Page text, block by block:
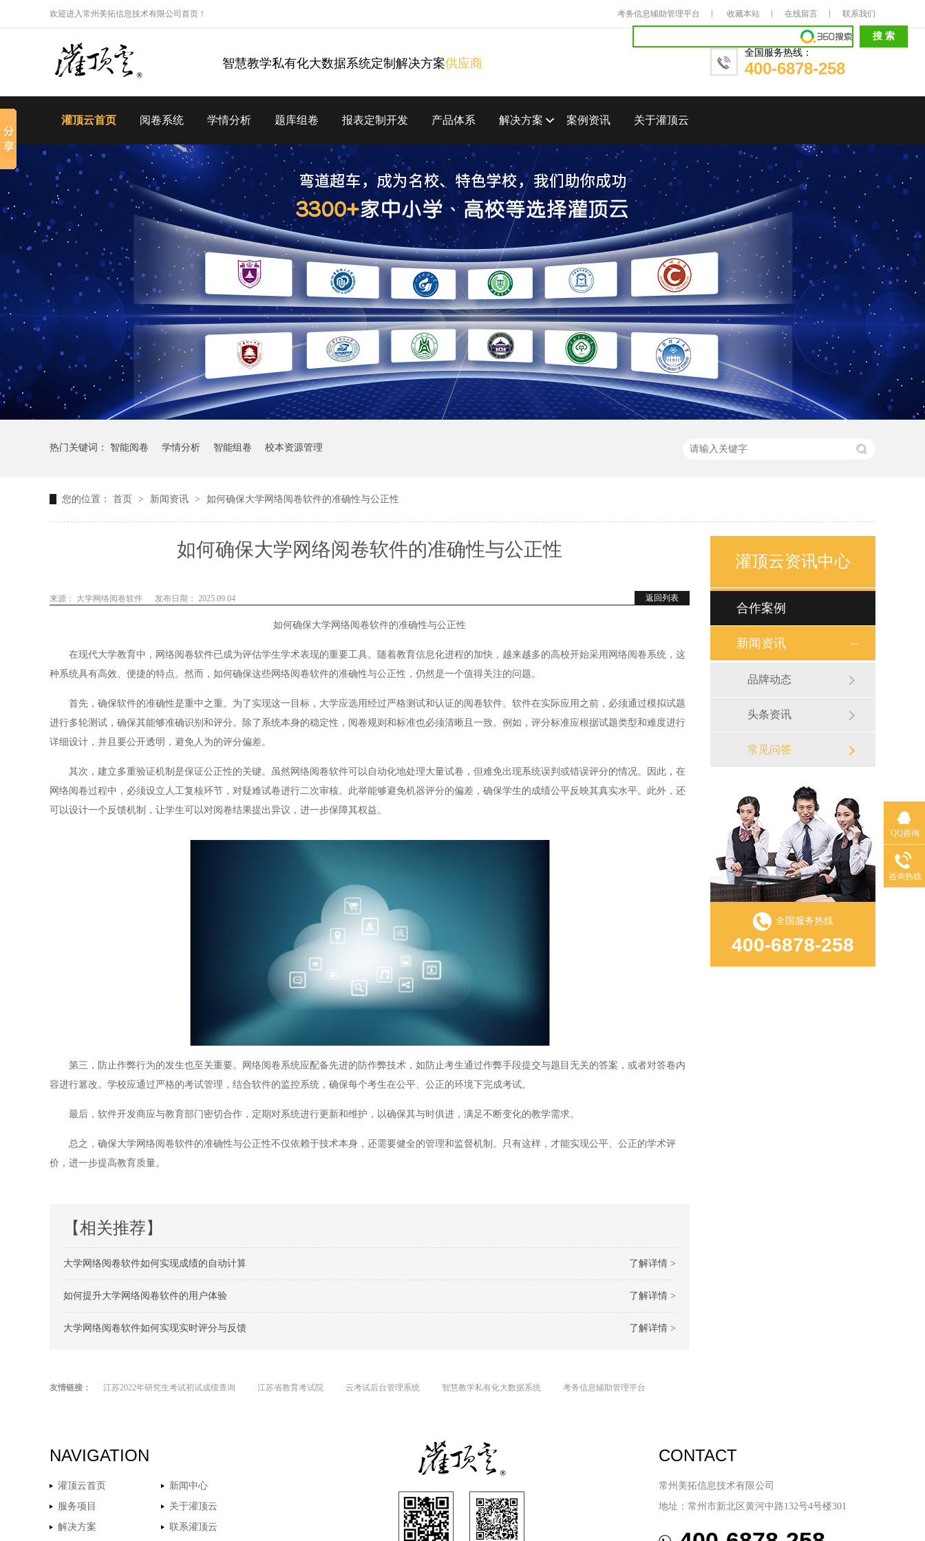
考务信息辅助管理平台 收藏本站 在线留言 联系我们
欢迎进入常州美拓信息技术有限公司首页！
智慧教学私有化大数据系统定制解决方案供应商
全国服务热线：
400-6878-258
灌顶云首页 阅卷系统 学情分析 题库组卷 报表定制开发 产品体系 解决方案 案例资讯 关于灌顶云
热门关键词： 智能阅卷 学情分析 智能组卷 校本资源管理
您的位置： 首页 > 新闻资讯 > 如何确保大学网络阅卷软件的准确性与公正性
如何确保大学网络阅卷软件的准确性与公正性
返回列表
来源： 大学网络阅卷软件 发布日期： 2025.09.04
如何确保大学网络阅卷软件的准确性与公正性
在现代大学教育中，网络阅卷软件已成为评估学生学术表现的重要工具。随着教育信息化进程的加快，越来越多的高校开始采用网络阅卷系统，这
种系统具有高效、便捷的特点。然而，如何确保这些网络阅卷软件的准确性与公正性，仍然是一个值得关注的问题。
首先，确保软件的准确性是重中之重。为了实现这一目标，大学应选用经过严格测试和认证的阅卷软件。软件在实际应用之前，必须通过模拟试题
进行多轮测试，确保其能够准确识别和评分。除了系统本身的稳定性，阅卷规则和标准也必须清晰且一致。例如，评分标准应根据试题类型和难度进行
详细设计，并且要公开透明，避免人为的评分偏差。
其次，建立多重验证机制是保证公正性的关键。虽然网络阅卷软件可以自动化地处理大量试卷，但难免出现系统误判或错误评分的情况。因此，在
网络阅卷过程中，必须设立人工复核环节，对疑难试卷进行二次审核。此举能够避免机器评分的偏差，确保学生的成绩公平反映其真实水平。此外，还
可以设计一个反馈机制，让学生可以对阅卷结果提出异议，进一步保障其权益。
第三，防止作弊行为的发生也至关重要。网络阅卷系统应配备先进的防作弊技术，如防止考生通过作弊手段提交与题目无关的答案，或者对答卷内
容进行篡改。学校应通过严格的考试管理，结合软件的监控系统，确保每个考生在公平、公正的环境下完成考试。
最后，软件开发商应与教育部门密切合作，定期对系统进行更新和维护，以确保其与时俱进，满足不断变化的教学需求。
总之，确保大学网络阅卷软件的准确性与公正性不仅依赖于技术本身，还需要健全的管理和监督机制。只有这样，才能实现公平、公正的学术评
价，进一步提高教育质量。
【相关推荐】
了解详情 >
大学网络阅卷软件如何实现成绩的自动计算
了解详情 >
如何提升大学网络阅卷软件的用户体验
了解详情 >
大学网络阅卷软件如何实现实时评分与反馈
灌顶云资讯中心
合作案例
新闻资讯
品牌动态
头条资讯
常见问答
全国服务热线
400-6878-258
友情链接： 江苏2022年研究生考试初试成绩查询 江苏省教育考试院 云考试后台管理系统 智慧教学私有化大数据系统 考务信息辅助管理平台
NAVIGATION
灌顶云首页
新闻中心
服务项目
关于灌顶云
解决方案
联系灌顶云
CONTACT
常州美拓信息技术有限公司
地址：常州市新北区黄河中路132号4号楼301
QQ咨询
咨询热线